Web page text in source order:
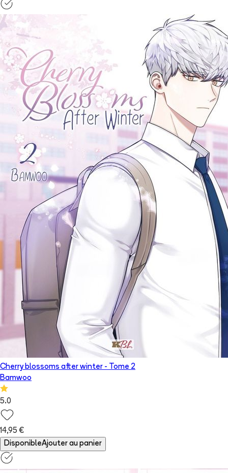
Cherry blossoms after winter - Tome 2
Bamwoo
5.0
14,95 €
DisponibleAjouter au panier